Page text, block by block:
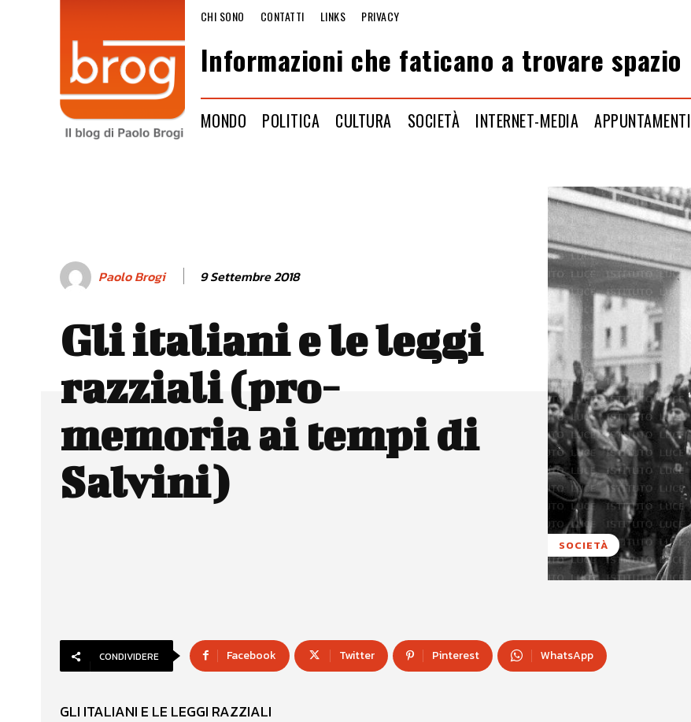
CHI SONO CONTATTI LINKS PRIVACY
Informazioni che faticano a trovare spazio
MONDO POLITICA CULTURA SOCIETÀ INTERNET-MEDIA APPUNTAMENTI
Paolo Brogi 9 Settembre 2018
Gli italiani e le leggi
razziali (pro-
memoria ai tempi di
Salvini)
SOCIETÀ
CONDIVIDERE Facebook Twitter Pinterest WhatsApp
GLI ITALIANI E LE LEGGI RAZZIALI